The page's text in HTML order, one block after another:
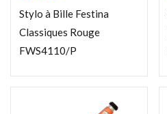
Stylo à Bille Festina
Classiques Rouge
FWS4110/P